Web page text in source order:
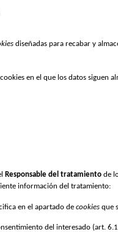
diseñadas para recabar y
en el que los datos siguen
Responsable del tratamiento de
información del tratamiento:
en el apartado de cookies que
del interesado (art. 6.1